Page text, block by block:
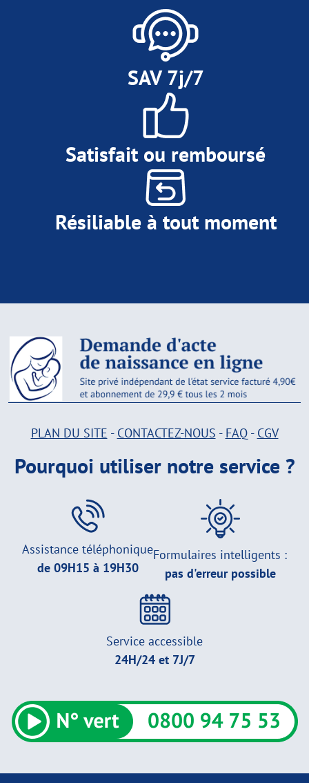
SAV 7j/7
Satisfait ou remboursé
Résiliable à tout moment
PLAN DU SITE - CONTACTEZ-NOUS - FAQ- CGV
Pourquoi utiliser notre service ?
Assistance téléphonique
de 09H15 à 19H30
Formulaires intelligents :
pas d'erreur possible
Service accessible
24H/24 et 7J/7